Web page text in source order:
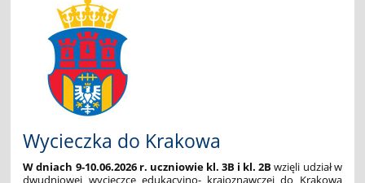
Wycieczka do Krakowa
W dniach 9-10.06.2026 r. uczniowie kl. 3B i kl. 2B wzięli udział w
dwudniowej wycieczce edukacyjno- krajoznawczej do Krakowa